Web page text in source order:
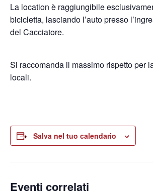
La location è raggiungibile
bicicletta, lasciando l’auto presso
del Cacciatore.
Si raccomanda il massimo rispetto per
locali.
Salva nel tuo calendario
Eventi correlati